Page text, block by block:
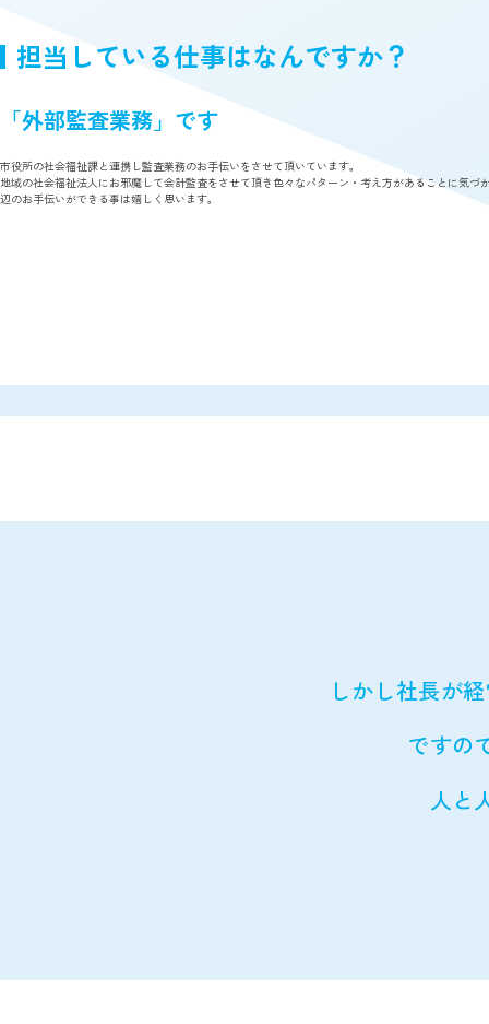
担当している仕事はなんですか？
「外部監査業務」です
市役所の社会福祉課と連携し監査業務のお手伝いをさせて頂いています。
地域の社会福祉法人にお邪魔して会計監査をさせて頂き色々なパターン・考え方があることに気
辺のお手伝いができる事は嬉しく思います。
しかし社長が
ですの
人と